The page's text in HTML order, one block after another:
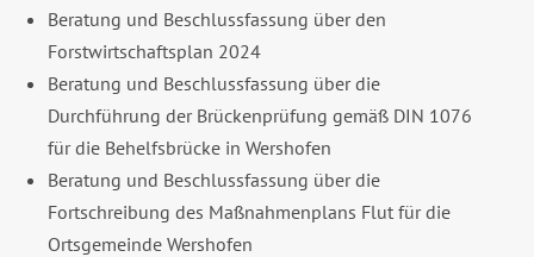
Beratung und Beschlussfassung über den
Forstwirtschaftsplan 2024
Beratung und Beschlussfassung über die
Durchführung der Brückenprüfung gemäß DIN 1076
für die Behelfsbrücke in Wershofen
Beratung und Beschlussfassung über die
Fortschreibung des Maßnahmenplans Flut für die
Ortsgemeinde Wershofen